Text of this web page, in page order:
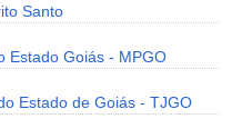
Santo
Estado Goiás - MPGO
Estado de Goiás - TJGO